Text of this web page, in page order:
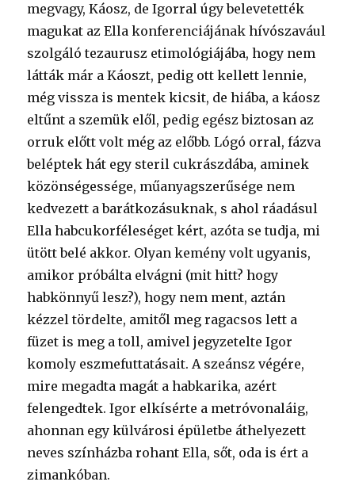
megvagy, Káosz, de Igorral úgy belevetették
magukat az Ella konferenciájának hívószavául
szolgáló tezaurusz etimológiájába, hogy nem
látták már a Káoszt, pedig ott kellett lennie,
még vissza is mentek kicsit, de hiába, a káosz
eltűnt a szemük elől, pedig egész biztosan az
orruk előtt volt még az előbb. Lógó orral, fázva
beléptek hát egy steril cukrászdába, aminek
közönségessége, műanyagszerűsége nem
kedvezett a barátkozásuknak, s ahol ráadásul
Ella habcukorféleséget kért, azóta se tudja, mi
ütött belé akkor. Olyan kemény volt ugyanis,
amikor próbálta elvágni (mit hitt? hogy
habkönnyű lesz?), hogy nem ment, aztán
kézzel tördelte, amitől meg ragacsos lett a
füzet is meg a toll, amivel jegyzetelte Igor
komoly eszmefuttatásait. A szeánsz végére,
mire megadta magát a habkarika, azért
felengedtek. Igor elkísérte a metróvonaláig,
ahonnan egy külvárosi épületbe áthelyezett
neves színházba rohant Ella, sőt, oda is ért a
zimankóban.